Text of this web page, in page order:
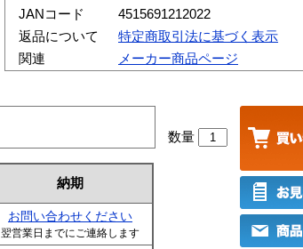
JANコード
4515691212022
返品について
特定商取引法に基づく表示
関連
メーカー商品ページ
納期
お問い合わせください
翌営業日までにご連絡します
数量